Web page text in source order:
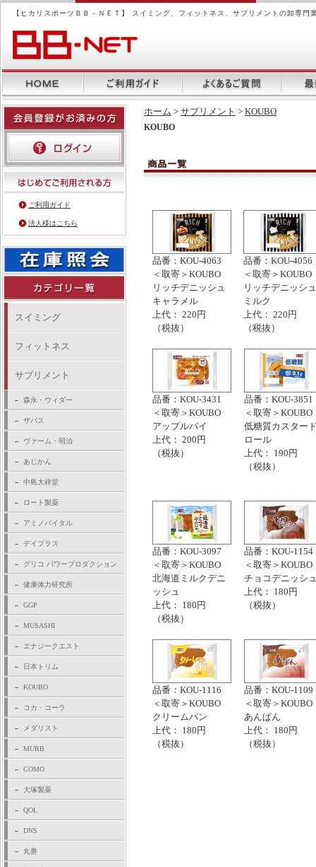
【ヒカリスポーツＢＢ－ＮＥＴ】 スイミング、フィットネス、サプリメントの卸専門
ご利用ガイド
法人様はこちら
スイミング
フィットネス
サプリメント
森永・ウィダー
ザバス
ヴァーム・明治
あじかん
中島大祥堂
ロート製薬
アミノバイタル
デイプラス
グリコ パワープロダクション
健康体力研究所
GGP
MUSASHI
エナジークエスト
日本トリム
KOUBO
コカ・コーラ
メダリスト
MURB
COMO
大塚製薬
QOL
DNS
丸善
ホーム > サプリメント > KOUBO
KOUBO
品番：KOU-4063
＜取寄＞KOUBO
リッチデニッシュ
キャラメル
上代： 220円
（税抜）
品番：KOU-4056
＜取寄＞KOUBO
リッチデニッシュ
ミルク
上代： 220円
（税抜）
品番：KOU-3431
＜取寄＞KOUBO
アップルパイ
上代： 200円
（税抜）
品番：KOU-3851
＜取寄＞KOUBO
低糖質カスター
ロール
上代： 190円
（税抜）
品番：KOU-3097
＜取寄＞KOUBO
北海道ミルクデニ
ッシュ
上代： 180円
（税抜）
品番：KOU-1154
＜取寄＞KOUBO
チョコデニッシ
上代： 180円
（税抜）
品番：KOU-1116
＜取寄＞KOUBO
クリームパン
上代： 180円
（税抜）
品番：KOU-1109
＜取寄＞KOUBO
あんぱん
上代： 180円
（税抜）